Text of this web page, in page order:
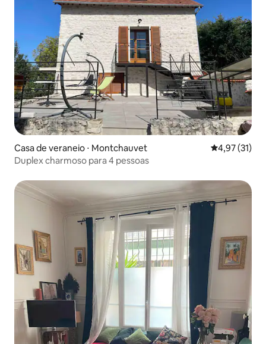
Casa de veraneio ⋅ Montchauvet 4,97 de uma
4,97 (31)
Duplex charmoso para 4 pessoas